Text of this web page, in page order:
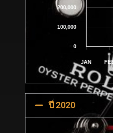
JAN
0
100,000
200,000
ปี 2020